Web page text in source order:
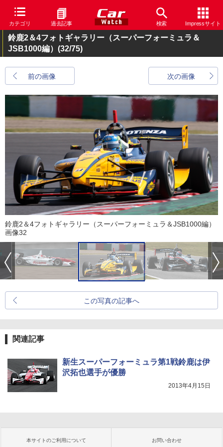
カテゴリ 過去記事 検索 Impressサイト
鈴鹿2＆4フォトギャラリー（スーパーフォーミュラ＆
JSB1000編） (32/75)
前の画像 次の画像
鈴鹿2＆4フォトギャラリー（スーパーフォーミュラ＆JSB1000編）
画像32
この写真の記事へ
関連記事
新生スーパーフォーミュラ第1戦鈴鹿は伊
沢拓也選手が優勝
2013年4月15日
本サイトのご利用について お問い合わせ